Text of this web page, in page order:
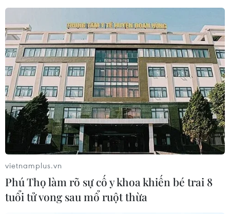
vietnamplus.vn
Phú Thọ làm rõ sự cố y khoa khiến bé trai 8
tuổi tử vong sau mổ ruột thừa